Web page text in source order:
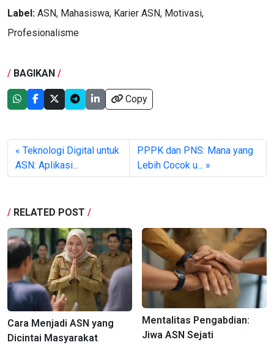
Label: ASN, Mahasiswa, Karier ASN, Motivasi,
Profesionalisme
/ BAGIKAN /
Copy
« Teknologi Digital untuk
ASN: Aplikasi...
PPPK dan PNS: Mana yang
Lebih Cocok u... »
/ RELATED POST /
Cara Menjadi ASN yang
Dicintai Masyarakat
Mentalitas Pengabdian:
Jiwa ASN Sejati